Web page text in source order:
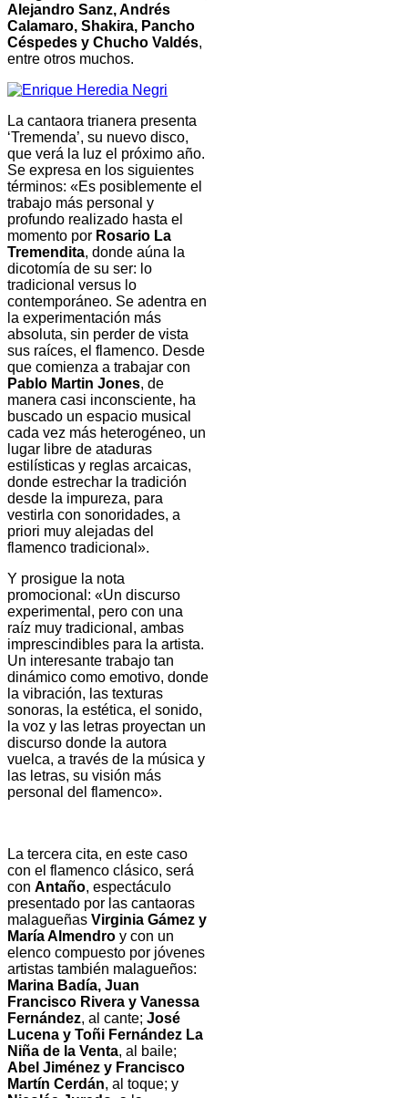
Alejandro Sanz, Andrés
Calamaro, Shakira, Pancho
Céspedes y Chucho Valdés,
entre otros muchos.
La cantaora trianera presenta
‘Tremenda’, su nuevo disco,
que verá la luz el próximo año.
Se expresa en los siguientes
términos: «Es posiblemente el
trabajo más personal y
profundo realizado hasta el
momento por Rosario La
Tremendita, donde aúna la
dicotomía de su ser: lo
tradicional versus lo
contemporáneo. Se adentra en
la experimentación más
absoluta, sin perder de vista
sus raíces, el flamenco. Desde
que comienza a trabajar con
Pablo Martin Jones, de
manera casi inconsciente, ha
buscado un espacio musical
cada vez más heterogéneo, un
lugar libre de ataduras
estilísticas y reglas arcaicas,
donde estrechar la tradición
desde la impureza, para
vestirla con sonoridades, a
priori muy alejadas del
flamenco tradicional».
Y prosigue la nota
promocional: «Un discurso
experimental, pero con una
raíz muy tradicional, ambas
imprescindibles para la artista.
Un interesante trabajo tan
dinámico como emotivo, donde
la vibración, las texturas
sonoras, la estética, el sonido,
la voz y las letras proyectan un
discurso donde la autora
vuelca, a través de la música y
las letras, su visión más
personal del flamenco».
La tercera cita, en este caso
con el flamenco clásico, será
con Antaño, espectáculo
presentado por las cantaoras
malagueñas Virginia Gámez y
María Almendro y con un
elenco compuesto por jóvenes
artistas también malagueños:
Marina Badía, Juan
Francisco Rivera y Vanessa
Fernández, al cante; José
Lucena y Toñi Fernández La
Niña de la Venta, al baile;
Abel Jiménez y Francisco
Martín Cerdán, al toque; y